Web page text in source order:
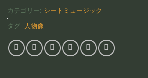
カテゴリー: シートミュージック
タグ: 人物像